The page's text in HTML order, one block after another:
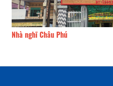
Nhà nghĩ Châu Phú